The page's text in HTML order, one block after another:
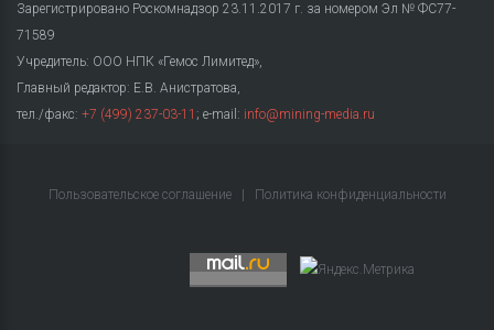
Зарегистрировано Роскомнадзор 23.11.2017 г. за номером Эл № ФС77-
71589
Учредитель: ООО НПК «Гемос Лимитед»,
Главный редактор: Е.В. Анистратова,
тел./факс: +7 (499) 237-03-11 ; e-mail: info@mining-media.ru
Пользовательское соглашение Политика конфиденциальности